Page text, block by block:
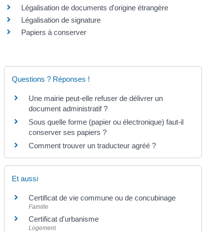
Légalisation de documents d'origine étrangère
Légalisation de signature
Papiers à conserver
Questions ? Réponses !
Une mairie peut-elle refuser de délivrer un
document administratif ?
Sous quelle forme (papier ou électronique) faut-il
conserver ses papiers ?
Comment trouver un traducteur agréé ?
Et aussi
Certificat de vie commune ou de concubinage
Famille
Certificat d'urbanisme
Logement